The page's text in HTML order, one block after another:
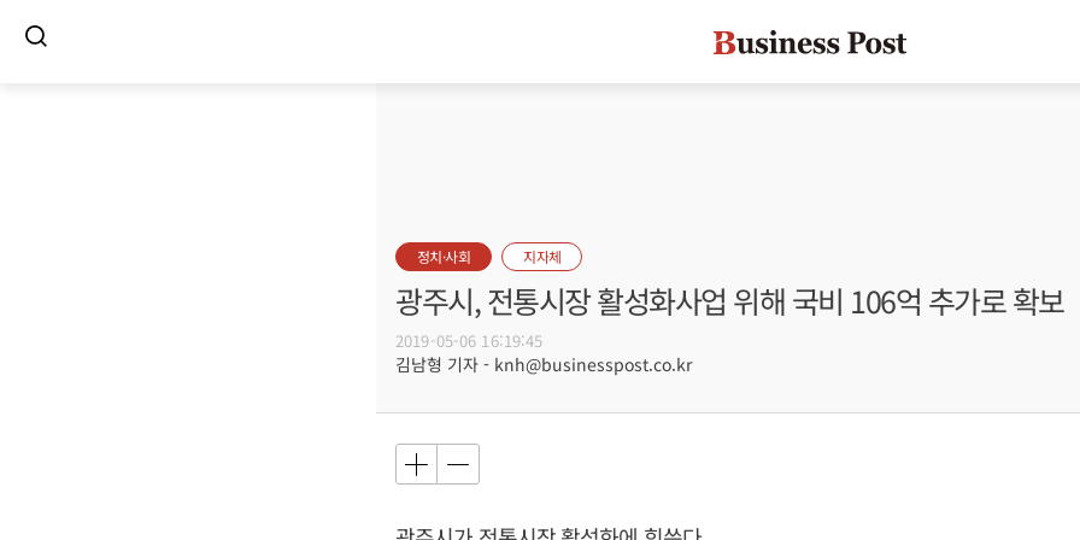
정치·사회 지자체
광주시, 전통시장 활성화사업 위해 국비 106억 추가로 확보
2019-05-06 16:19:45
김남형 기자 - knh@businesspost.co.kr